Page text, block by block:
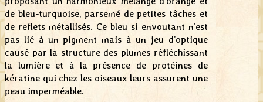
de bleu-turquoise, parsemé de petites tâches et
de reflets métallisés. Ce bleu si envoutant n’est
pas lié à un pigment mais à un jeu d’optique
causé par la structure des plumes réfléchissant
la lumière et à la présence de protéines de
kératine qui chez les oiseaux leurs assurent une
peau imperméable.